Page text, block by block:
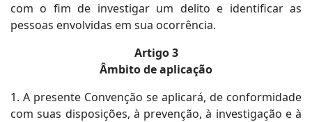
com o fim de investigar um delito e identificar as
pessoas envolvidas em sua ocorrência.
Artigo 3
Âmbito de aplicação
1. A presente Convenção se aplicará, de conformidade
com suas disposições, à prevenção, à investigação e à